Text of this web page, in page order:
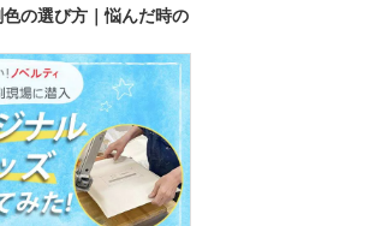
の選び方｜悩んだ時の